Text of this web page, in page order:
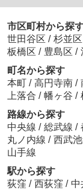
市区町村から探
世田谷区 / 杉並区
板橋区 / 豊島区 /
町名から探す
本町 / 高円寺南 /
上落合 / 幡ヶ谷 /
路線から探す
中央線 / 総武線 /
丸ノ内線 / 西武
山手線
駅から探す
荻窪 / 西荻窪 / 中